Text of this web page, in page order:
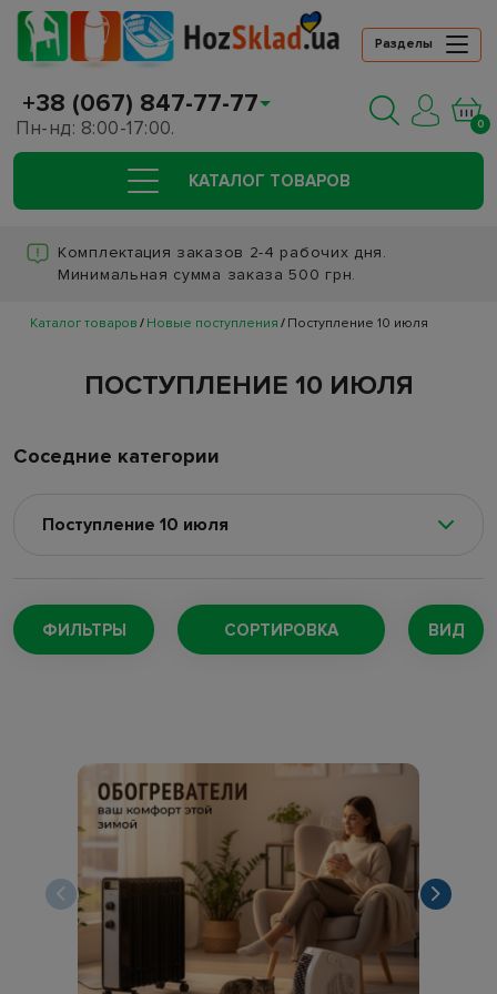
Разделы
+38 (067) 847-77-77
Пн-нд: 8:00-17:00. 0
КАТАЛОГ ТОВАРОВ
Комплектация заказов 2-4 рабочих дня.
Минимальная сумма заказа 500 грн.
Каталог товаров Новые поступления Поступление 10 июля
ПОСТУПЛЕНИЕ 10 ИЮЛЯ
Соседние категории
Поступление 10 июля
Поступление 4 августа
Поступление 29 июля(147)
Поступление 22 июля(168)
Поступление 18 июля (132)
Поступление 16 июля(109)
Поступление 11 июля (188)
Поступление 7 июля(257)
ФИЛЬТРЫ СОРТИРОВКА ВИД